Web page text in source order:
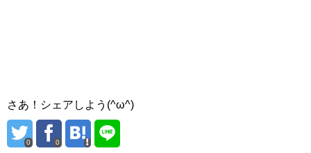
さあ！シェアしよう(^ω^)
0 0